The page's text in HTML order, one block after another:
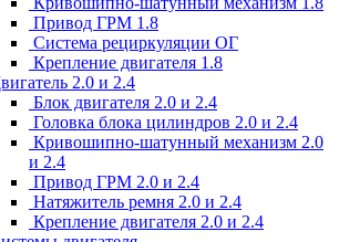
Привод ГРМ 1.8
Система рециркуляции ОГ
Крепление двигателя 1.8
2.0 и 2.4
Блок двигателя 2.0 и 2.4
Головка блока цилиндров 2.0 и 2.4
Кривошипно-шатунный механизм 2.0
и 2.4
Привод ГРМ 2.0 и 2.4
Натяжитель ремня 2.0 и 2.4
Крепление двигателя 2.0 и 2.4